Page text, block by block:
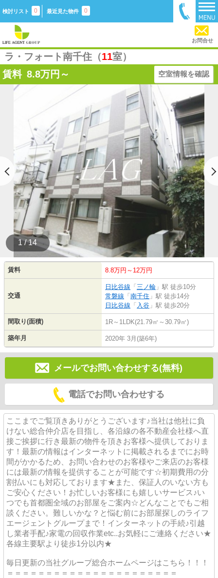
検討リスト 0 最近見た物件 0
お問合せ
ラ・フォート南千住（11室）
賃料 8.8万円～ 空室情報を確認
1 / 14
賃料 8.8万円～12万円
交通
日比谷線 「 三ノ輪 」駅 徒歩10分
常磐線 「 南千住 」駅 徒歩14分
日比谷線 「 入谷 」駅 徒歩20分
間取り(面積) 1R～1LDK(21.79㎡～30.79㎡)
築年月 2020年 3月(築6年)
メールでお問い合わせする(無料)
電話でお問い合わせする
ここまでご覧頂きありがとうございます♪当社は他社に負
けない総合仲介店を目指し、各沿線の各不動産会社様へ直
接ご挨拶に行き最新の物件を頂きお客様へ提供しておりま
す！最新の情報はインターネットに掲載されるまでにお時
間がかかるため、お問い合わせのお客様やご来店のお客様
には最新の情報を提供することが可能です☆初期費用の分
割払いにも対応しております★また、保証人のいない方も
ご安心ください！お忙しいお客様にも嬉しいサービス♪い
つでも首都圏全域のお部屋をご案内☆どんなことでもご相
談ください。難しいかな？と悩む前にお部屋探しのライフ
エージェントグループまで！インターネットの手続♪引越
し業者手配♪家電の回収作業etc..お気軽にご連絡ください★
各線主要駅より徒歩1分以内★
毎日更新の当社グループ総合ホームページはこちら！！！
＝＝＝＝＝＝＝＝＝＝＝＝＝＝＝＝＝＝＝＝＝＝